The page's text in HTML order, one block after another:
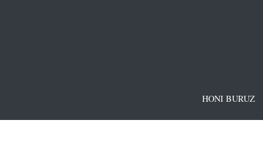
HONI BURUZ